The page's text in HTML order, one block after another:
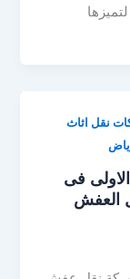
نقل اثاث
نقل عفش الرياض 0568829975 الاولى فى
العفش